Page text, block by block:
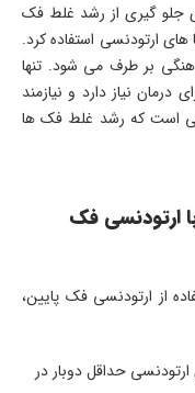
جلو گیری از رشد غلط فک
ارتودنسی استفاده کرد.
بر طرف می شود. تنها
نیاز دارد و نیازمند
است که رشد غلط فک ها
ارتودنسی فک
از ارتودنسی فک پایین،
حداقل دوبار در